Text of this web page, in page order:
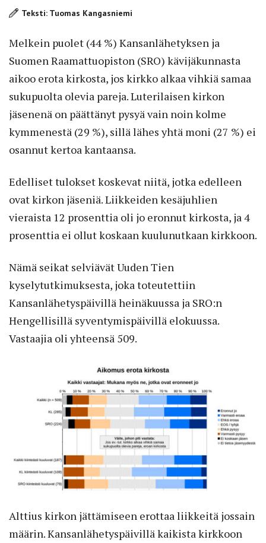
Teksti: Tuomas Kangasniemi
Melkein puolet (44 %) Kansanlähetyksen ja
Suomen Raamattuopiston (SRO) kävijäkunnasta
aikoo erota kirkosta, jos kirkko alkaa vihkiä samaa
sukupuolta olevia pareja. Luterilaisen kirkon
jäsenenä on päättänyt pysyä vain noin kolme
kymmenestä (29 %), sillä lähes yhtä moni (27 %) ei
osannut kertoa kantaansa.
Edelliset tulokset koskevat niitä, jotka edelleen
ovat kirkon jäseniä. Liikkeiden kesäjuhlien
vieraista 12 prosenttia oli jo eronnut kirkosta, ja 4
prosenttia ei ollut koskaan kuulunutkaan kirkkoon.
Nämä seikat selviävät Uuden Tien
kyselytutkimuksesta, joka toteutettiin
Kansanlähetyspäivillä heinäkuussa ja SRO:n
Hengellisillä syventymispäivillä elokuussa.
Vastaajia oli yhteensä 509.
Alttius kirkon jättämiseen erottaa liikkeitä jossain
määrin. Kansanlähetyspäivillä kaikista kirkkoon